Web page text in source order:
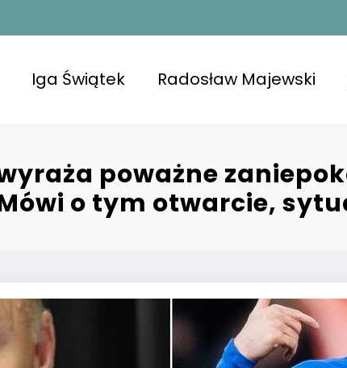
Iga Świątek Radosław Majewski
poważne
o tym otwarcie,